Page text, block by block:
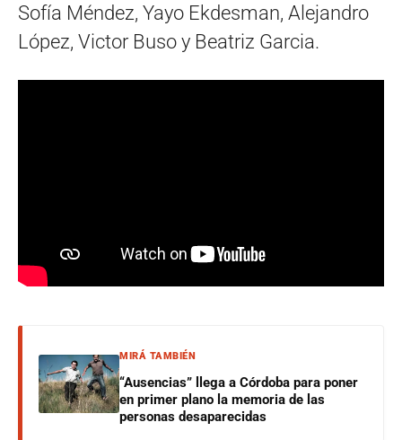
Sofía Méndez, Yayo Ekdesman, Alejandro
López, Victor Buso y Beatriz Garcia.
MIRÁ TAMBIÉN
“Ausencias” llega a Córdoba para poner
en primer plano la memoria de las
personas desaparecidas